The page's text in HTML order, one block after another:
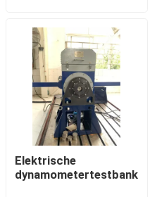
Elektrische
dynamometertestbank